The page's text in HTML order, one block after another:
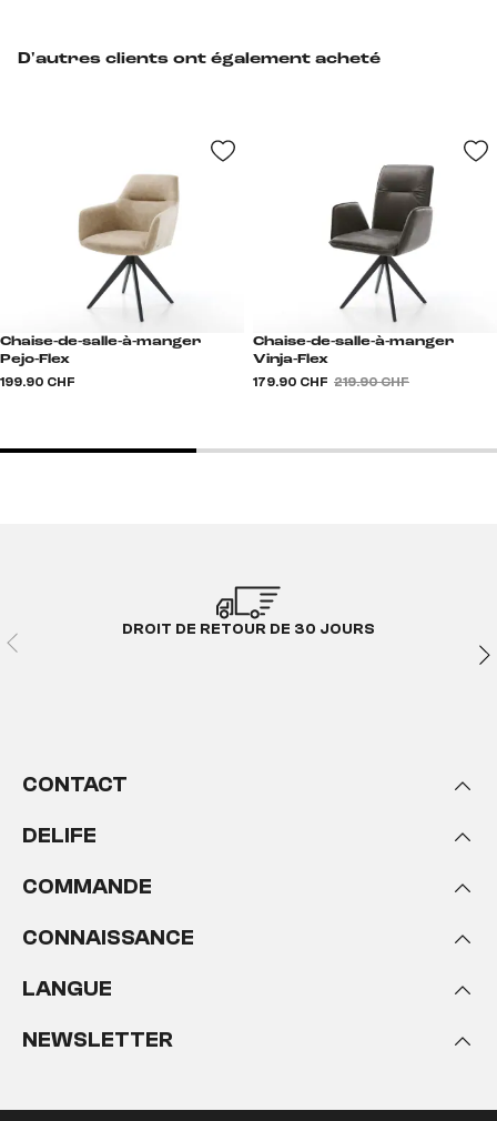
D'autres clients ont également acheté
Chaise-de-salle-à-manger
Pejo-Flex
199.90 CHF
Chaise-de-salle-à-manger
Vinja-Flex
179.90 CHF 219.90 CHF
DROIT DE RETOUR DE 30 JOURS
CONTACT
DELIFE
COMMANDE
CONNAISSANCE
LANGUE
NEWSLETTER